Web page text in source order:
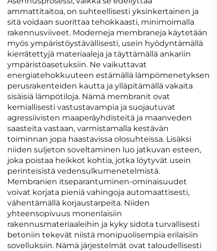
ammattitaitoa, on suhteellisesti yksinkertainen ja
sitä voidaan suorittaa tehokkaasti, minimoimalla
rakennusviiveet. Moderneja membraneja käytetään
myös ympäristöystävällisesti, usein hyödyntämällä
kierrätettyjä materiaaleja ja täyttämällä ankariin
ympäristöasetuksiin. Ne vaikuttavat
energiatehokkuuteen estämällä lämpömenetyksen
perusrakenteiden kautta ja ylläpitämällä vakaita
sisäisiä lämpötiloja. Nämä membranit ovat
kemiallisesti vastustavampia ja suojautuvat
agressiivisten maaperäyhdisteitä ja maanveden
saasteita vastaan, varmistamalla kestävän
toiminnan jopa haastavissa olosuhteissa. Lisäksi
niiden suljeton soveltaminen luo jatkuvan esteen,
joka poistaa heikkot kohtia, jotka löytyvät usein
perinteisistä vedensulkumenetelmistä.
Membranien itseparantuminen-ominaisuudet
voivat korjata pieniä vahingoja automaattisesti,
vähentämällä korjaustarpeita. Niiden
yhteensopivuus monenlaisiin
rakennusmateriaaleihin ja kyky sidota turvallisesti
betoniin tekevät niistä monipuolisempia erilaisiin
sovelluksiin. Nämä järjestelmät ovat taloudellisesti